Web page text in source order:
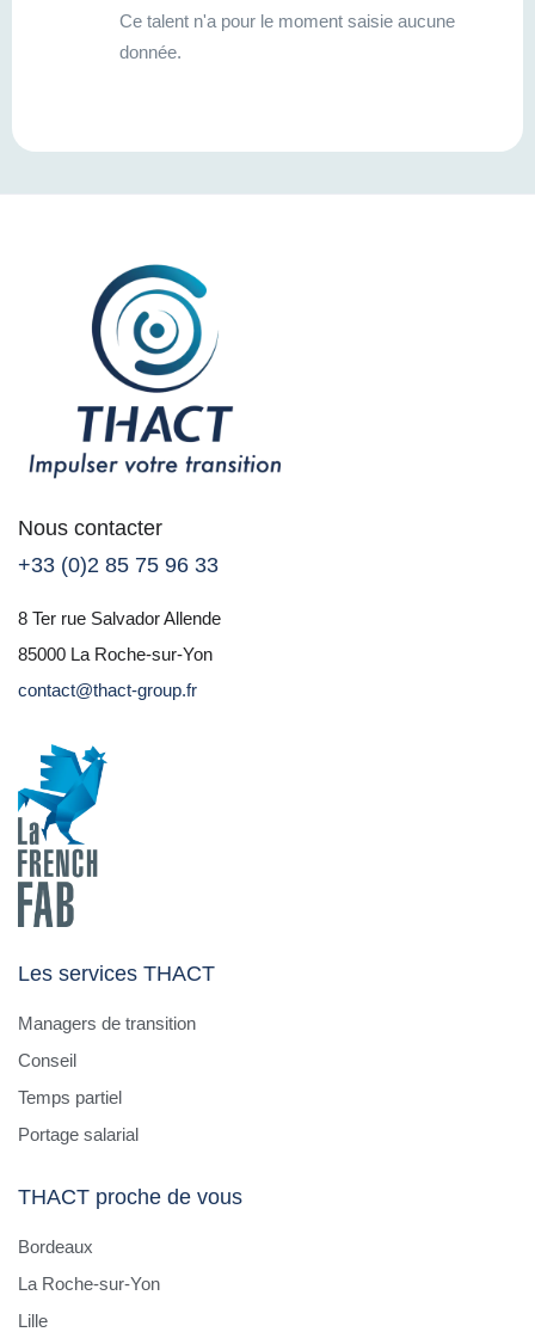
Ce talent n'a pour le moment saisie aucune
donnée.
Nous contacter
+33 (0)2 85 75 96 33
8 Ter rue Salvador Allende
85000 La Roche-sur-Yon
contact@thact-group.fr
Les services THACT
Managers de transition
Conseil
Temps partiel
Portage salarial
THACT proche de vous
Bordeaux
La Roche-sur-Yon
Lille